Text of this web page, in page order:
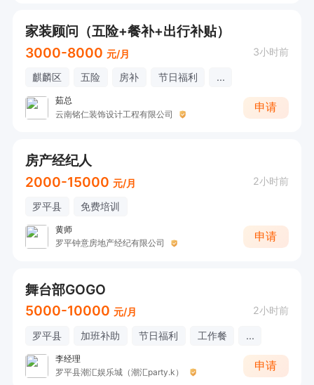
家装顾问（五险+餐补+出行补贴）
3000-8000 元/月 3小时前
麒麟区 五险 房补 节日福利 ...
茹总
云南铭仁装饰设计工程有限公司
申请
房产经纪人
2000-15000 元/月 2小时前
罗平县 免费培训
黄师
罗平钟意房地产经纪有限公司
申请
舞台部GOGO
5000-10000 元/月 2小时前
罗平县 加班补助 节日福利 工作餐 ...
李经理
罗平县潮汇娱乐城（潮汇party.k）
申请